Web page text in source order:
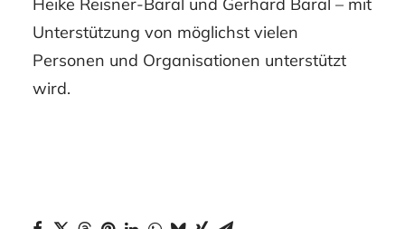
Heike Reisner-Baral und Gerhard Baral – mit
Unterstützung von möglichst vielen
Personen und Organisationen unterstützt
wird.